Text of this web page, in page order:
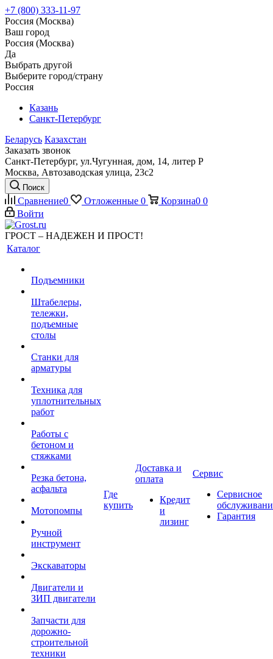
+7 (800) 333-11-97
Россия (Москва)
Ваш город
Россия (Москва)
Да
Выбрать другой
Выберите город/страну
Россия
Казань
Санкт-Петербург
Беларусь Казахстан
Заказать звонок
Санкт-Петербург, ул.Чугунная, дом, 14, литер Р
Москва, Автозаводская улица, 23с2
Поиск
Сравнение0 Отложенные 0 Корзина0 0
Войти
ГРОСТ – НАДЕЖЕН И ПРОСТ!
Каталог
Подъемники
Штабелеры,
тележки,
подъемные
столы
Станки для
арматуры
Техника для
уплотнительных
работ
Работы с
бетоном и
стяжками
Резка бетона,
асфальта
Мотопомпы
Ручной
инструмент
Экскаваторы
Двигатели и
ЗИП двигатели
Запчасти для
дорожно-
строительной
техники
Где
купить
Доставка и
оплата
Кредит
и
лизинг
Сервис
Сервисное
Гарантия